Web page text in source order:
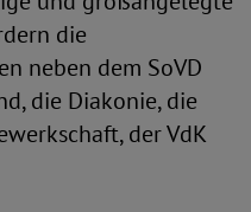
die
neben dem SoVD
die Diakonie, die
der VdK